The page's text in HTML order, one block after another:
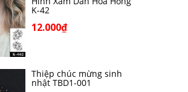
K-42
12.000₫
Thiệp chúc mừng sinh
nhật TBD1-001